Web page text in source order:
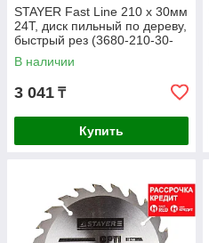
STAYER Fast Line 210 x 30мм
24Т, диск пильный по дереву,
быстрый рез (3680-210-30-
24)
В наличии
3 041 ₸
Купить